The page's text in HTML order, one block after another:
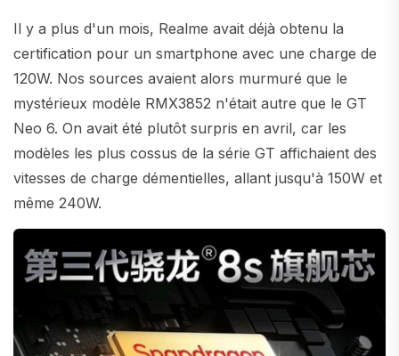
Il y a plus d'un mois, Realme avait déjà obtenu la
certification pour un smartphone avec une charge de
120W. Nos sources avaient alors murmuré que le
mystérieux modèle RMX3852 n'était autre que le GT
Neo 6. On avait été plutôt surpris en avril, car les
modèles les plus cossus de la série GT affichaient des
vitesses de charge démentielles, allant jusqu'à 150W et
même 240W.